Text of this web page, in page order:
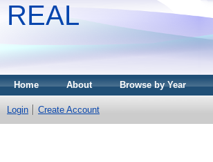
REAL
Home About Browse by Year
Login Create Account